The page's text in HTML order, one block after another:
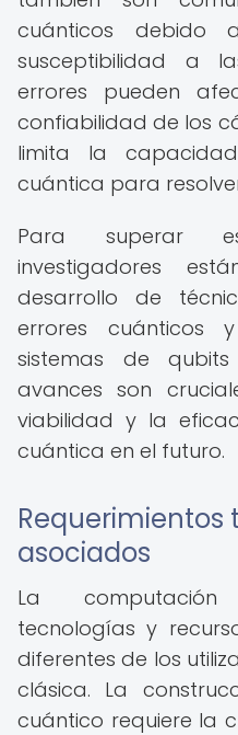
cuánticos
susceptibilidad a
errores pueden
confiabilidad de los
limita la
cuántica para
Para superar
investigadores
desarrollo de
errores
sistemas de
avances son
viabilidad y la
cuántica en el futuro.
Requerimientos
asociados
La
tecnologías y
diferentes de los
clásica. La
cuántico requiere la